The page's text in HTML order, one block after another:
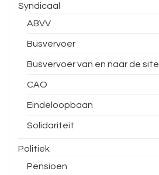
Syndicaal
ABVV
Busvervoer
Busvervoer van en naar de site
CAO
Eindeloopbaan
Solidariteit
Politiek
Pensioen